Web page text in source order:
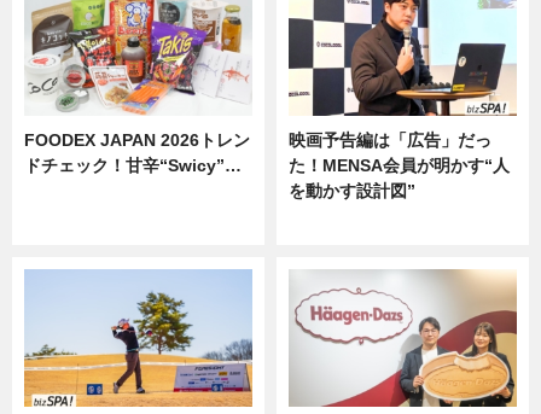
FOODEX JAPAN 2026トレン
ドチェック！甘辛“Swicy”…
映画予告編は「広告」だっ
た！MENSA会員が明かす“人
を動かす設計図”